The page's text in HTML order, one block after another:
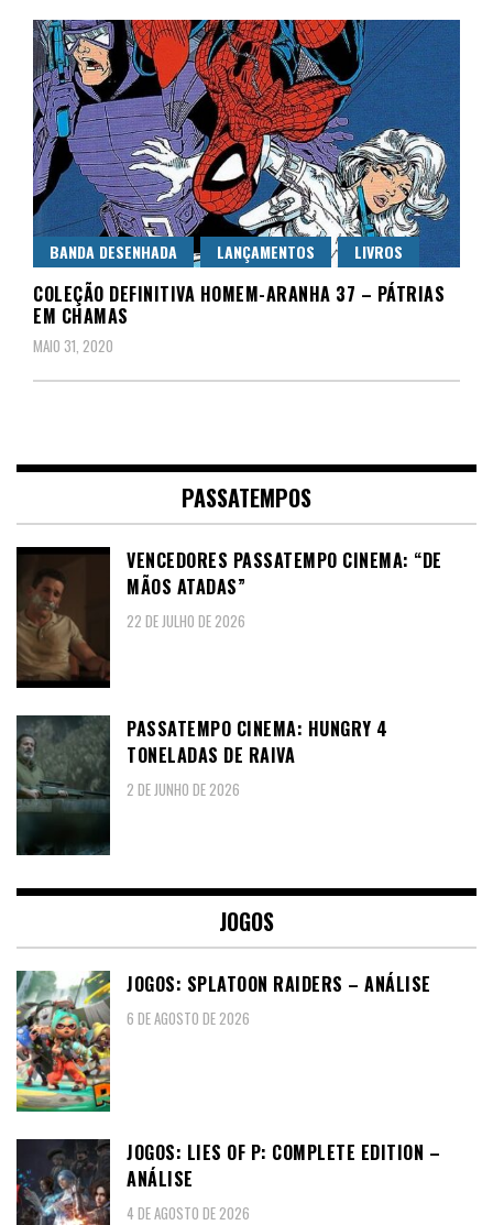
Central Comics
BANDA DESENHADA LANÇAMENTOS LIVROS
COLEÇÃO DEFINITIVA HOMEM-ARANHA 37 – PÁTRIAS
EM CHAMAS
MAIO 31, 2020
PASSATEMPOS
VENCEDORES PASSATEMPO CINEMA: “DE
MÃOS ATADAS”
22 DE JULHO DE 2026
PASSATEMPO CINEMA: HUNGRY 4
TONELADAS DE RAIVA
2 DE JUNHO DE 2026
JOGOS
JOGOS: SPLATOON RAIDERS – ANÁLISE
6 DE AGOSTO DE 2026
JOGOS: LIES OF P: COMPLETE EDITION –
ANÁLISE
4 DE AGOSTO DE 2026